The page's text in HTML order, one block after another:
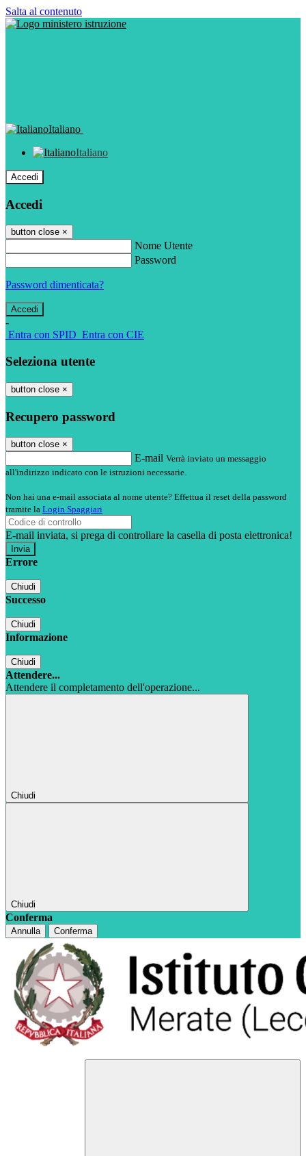
Salta al contenuto
Italiano
Italiano
Accedi
Accedi
button close ×
Nome Utente
Password
Password dimenticata?
-
Entra con SPID Entra con CIE
Seleziona utente
button close ×
Recupero password
button close ×
E-mail Verrà inviato un messaggio
all'indirizzo indicato con le istruzioni necessarie.
Non hai una e-mail associata al nome utente? Effettua il reset della password
tramite la Login Spaggiari
E-mail inviata, si prega di controllare la casella di posta elettronica!
Errore
Chiudi
Successo
Chiudi
Informazione
Chiudi
Attendere...
Attendere il completamento dell'operazione...
Chiudi
Chiudi
Conferma
Annulla Conferma